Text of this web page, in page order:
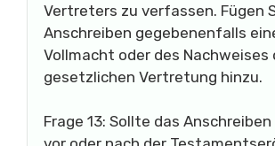
Vertreters zu verfassen. Fügen
Anschreiben gegebenenfalls
Vollmacht oder des Nachweises
gesetzlichen Vertretung hinzu.
Frage 13: Sollte das